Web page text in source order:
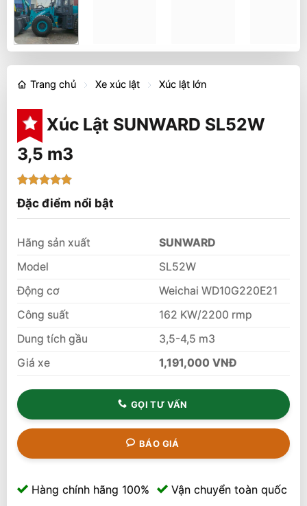
Trang chủ Xe xúc lật Xúc lật lớn
Xúc Lật SUNWARD SL52W
3,5 m3
dựa trên
đánh giá
Đặc điểm nổi bật
Hãng sản xuất
SUNWARD
Model
SL52W
Động cơ
Weichai WD10G220E21
Công suất
162 KW/2200 rmp
Dung tích gầu
3,5-4,5 m3
Giá xe
1,191,000 VNĐ
GỌI TƯ VẤN
BÁO GIÁ
Hàng chính hãng 100%
Vận chuyển toàn quốc